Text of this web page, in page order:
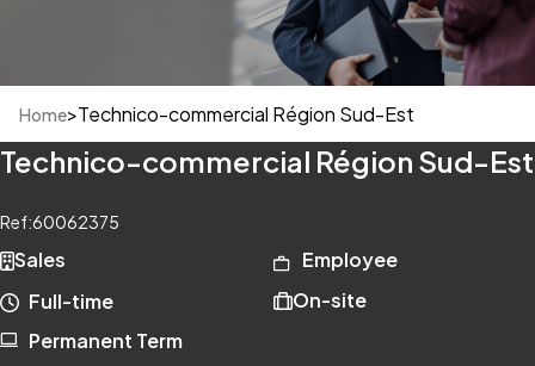
Home>Technico-commercial Région Sud-Est
Technico-commercial Région Sud-Est
Ref:60062375
Sales
Employee
Full-time
On-site
Permanent Term